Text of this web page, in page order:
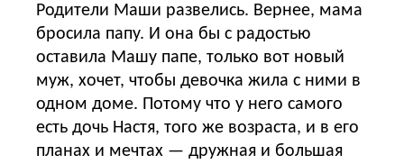
Родители Маши развелись. Вернее, мама
бросила папу. И она бы с радостью
оставила Машу папе, только вот новый
муж, хочет, чтобы девочка жила с ними в
одном доме. Потому что у него самого
есть дочь Настя, того же возраста, и в его
планах и мечтах — дружная и большая